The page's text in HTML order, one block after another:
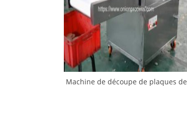
Machine de découpe de plaques de